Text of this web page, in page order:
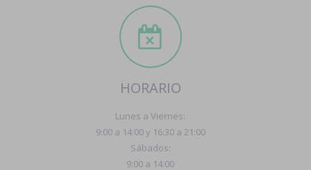
HORARIO
Lunes a Viernes:
9:00 a 14:00 y 16:30 a 21:00
Sábados:
9:00 a 14:00